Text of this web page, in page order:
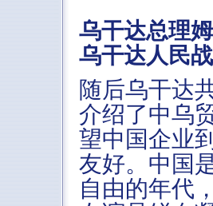
乌干达总理
乌干达人民
随后乌干达
介绍了中乌
望中国企业
友好。中国
自由的年代